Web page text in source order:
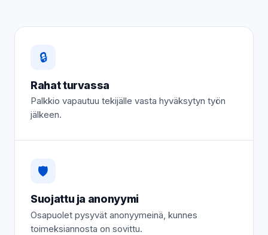
🔒
Rahat turvassa
Palkkio vapautuu tekijälle vasta hyväksytyn työn
jälkeen.
🛡️
Suojattu ja anonyymi
Osapuolet pysyvät anonyymeinä, kunnes
toimeksiannosta on sovittu.